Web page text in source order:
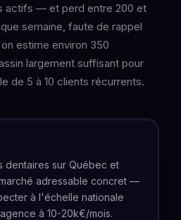
actifs — et perd entre 200 et
semaine, faute de rappel
estime environ 350
largement suffisant pour
de 5 à 10 clients récurrents.
dentaires sur Québec et
adressable concret —
à l'échelle nationale
à 10-20k€/mois.